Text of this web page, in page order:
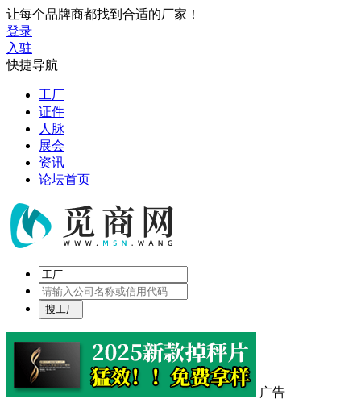
让每个品牌商都找到合适的厂家！
登录
入驻
快捷导航
工厂
证件
人脉
展会
资讯
论坛首页
广告